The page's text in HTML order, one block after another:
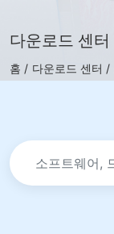
다운로드 센터
홈 / 다운로드 센터 /